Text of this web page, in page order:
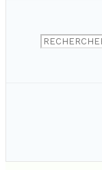
Rechercher :